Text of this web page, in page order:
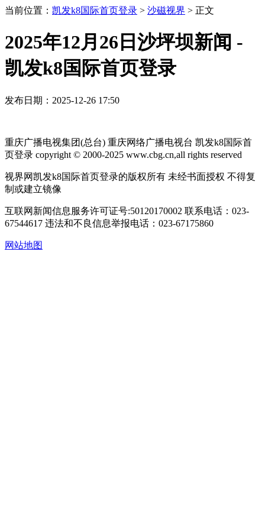
当前位置： 凯发k8国际首页登录 > 沙磁视界 > 正文
2025年12月26日沙坪坝新闻 -
凯发k8国际首页登录
发布日期：2025-12-26 17:50
重庆广播电视集团(总台) 重庆网络广播电视台 凯发k8国际首
页登录 copyright © 2000-2025 www.cbg.cn,all rights reserved
视界网凯发k8国际首页登录的版权所有 未经书面授权 不得复
制或建立镜像
互联网新闻信息服务许可证号:50120170002 联系电话：023-
67544617 违法和不良信息举报电话：023-67175860
网站地图